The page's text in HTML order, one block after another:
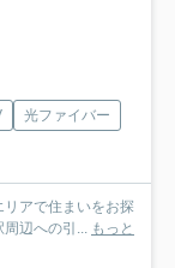
光ファイバー
アで住まいをお探
周辺への引... もっと